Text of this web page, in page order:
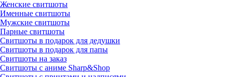
Женские свитшоты
Именные свитшоты
Мужские свитшоты
Парные свитшоты
Свитшоты в подарок для дедушки
Свитшоты в подарок для папы
Свитшоты на заказ
Свитшоты с аниме Sharp&Shop